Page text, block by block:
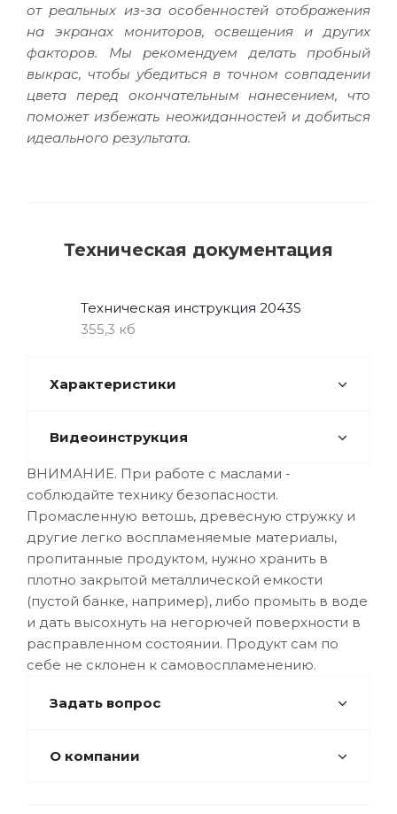
от реальных из-за особенностей отображения
на экранах мониторов, освещения и других
факторов. Мы рекомендуем делать пробный
выкрас, чтобы убедиться в точном совпадении
цвета перед окончательным нанесением, что
поможет избежать неожиданностей и добиться
идеального результата.
Техническая документация
Техническая инструкция 2043S
355,3 кб
Характеристики
Видеоинструкция
ВНИМАНИЕ. При работе с маслами -
соблюдайте технику безопасности.
Промасленную ветошь, древесную стружку и
другие легко воспламеняемые материалы,
пропитанные продуктом, нужно хранить в
плотно закрытой металлической емкости
(пустой банке, например), либо промыть в воде
и дать высохнуть на негорючей поверхности в
расправленном состоянии. Продукт сам по
себе не склонен к самовоспламенению.
Задать вопрос
О компании